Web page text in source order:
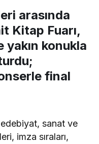
arasında
Kitap Fuarı,
yakın konukla
final
sanat ve
imza sıraları,